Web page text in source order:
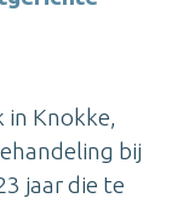
in Knokke,
bij
jaar die te